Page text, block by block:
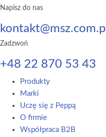
Napisz do nas
kontakt@msz.com.pl
Zadzwoń
+48 22 870 53 43
Main
Menu
Produkty
Marki
Uczę się z Peppą
O firmie
Współpraca B2B